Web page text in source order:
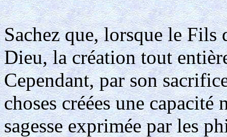
Sachez que, lorsque le Fils
Dieu, la création tout
Cependant, par son
choses créées une
sagesse exprimée par les